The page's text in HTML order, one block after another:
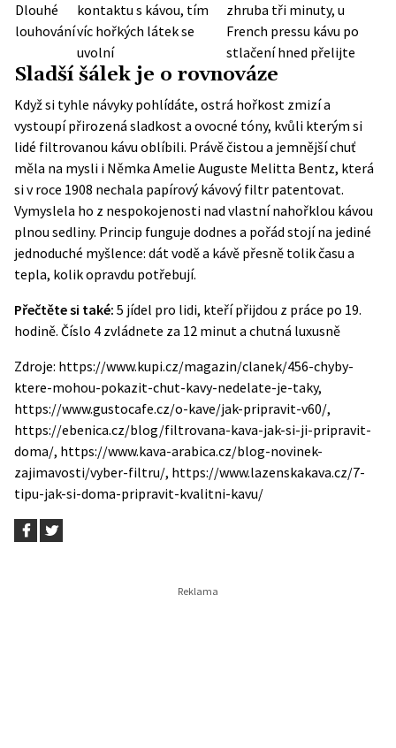
Dlouhé
louhování
kontaktu s kávou, tím
víc hořkých látek se
uvolní
zhruba tři minuty, u
French pressu kávu po
stlačení hned přelijte
Sladší šálek je o rovnováze
Když si tyhle návyky pohlídáte, ostrá hořkost zmizí a
vystoupí přirozená sladkost a ovocné tóny, kvůli kterým si
lidé filtrovanou kávu oblíbili. Právě čistou a jemnější chuť
měla na mysli i Němka Amelie Auguste Melitta Bentz, která
si v roce 1908 nechala papírový kávový filtr patentovat.
Vymyslela ho z nespokojenosti nad vlastní nahořklou kávou
plnou sedliny. Princip funguje dodnes a pořád stojí na jediné
jednoduché myšlence: dát vodě a kávě přesně tolik času a
tepla, kolik opravdu potřebují.
Přečtěte si také: 5 jídel pro lidi, kteří přijdou z práce po 19.
hodině. Číslo 4 zvládnete za 12 minut a chutná luxusně
Zdroje: https://www.kupi.cz/magazin/clanek/456-chyby-
ktere-mohou-pokazit-chut-kavy-nedelate-je-taky,
https://www.gustocafe.cz/o-kave/jak-pripravit-v60/,
https://ebenica.cz/blog/filtrovana-kava-jak-si-ji-pripravit-
doma/, https://www.kava-arabica.cz/blog-novinek-
zajimavosti/vyber-filtru/, https://www.lazenskakava.cz/7-
tipu-jak-si-doma-pripravit-kvalitni-kavu/